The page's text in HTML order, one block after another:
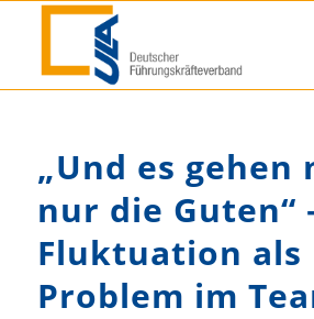
„Und es gehen
nur die Guten“
Fluktuation als
Problem im